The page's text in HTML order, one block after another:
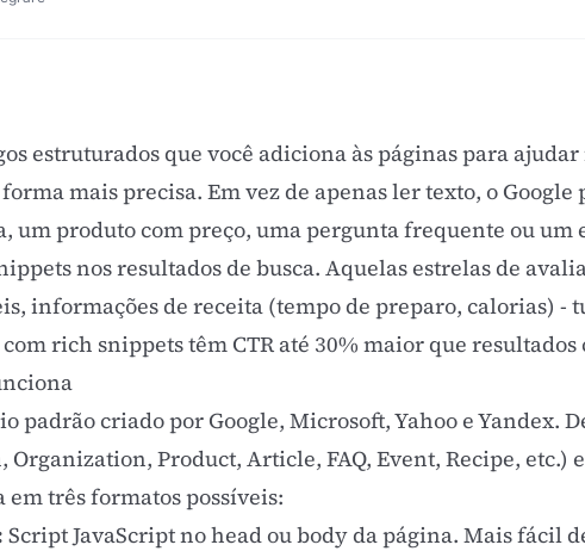
estruturados que você adiciona às páginas para
mais precisa. Em vez de apenas ler texto, o
um produto com preço, uma pergunta frequente ou um
nos resultados de busca. Aquelas estrelas de
informações de receita (tempo de preparo, calorias) -
rich snippets têm CTR até 30% maior que resultados
padrão criado por Google, Microsoft, Yahoo e Yandex.
Organization, Product, Article, FAQ, Event, Recipe, etc.)
três formatos possíveis:
Script JavaScript no head ou body da página. Mais fácil